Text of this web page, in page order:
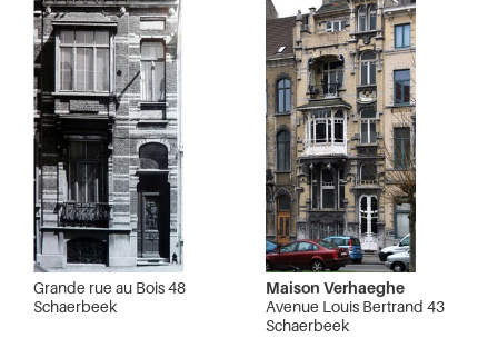
Grande rue au Bois 48
Schaerbeek
Maison Verhaeghe
Avenue Louis Bertrand 43
Schaerbeek